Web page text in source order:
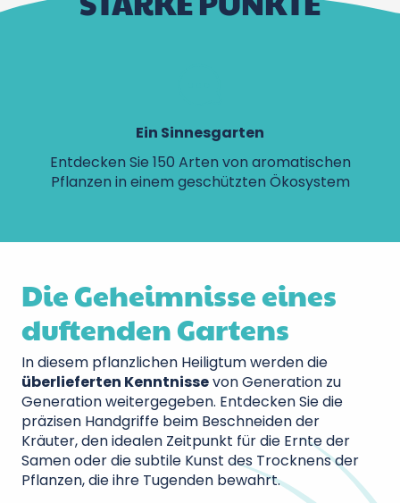
Ein Sinnesgarten
Entdecken Sie 150 Arten von aromatischen
Pflanzen in einem geschützten Ökosystem
Die Geheimnisse eines
duftenden Gartens
In diesem pflanzlichen Heiligtum werden die
überlieferten Kenntnissevon Generation zu
Generation weitergegeben. Entdecken Sie die
präzisen Handgriffe beim Beschneiden der
Kräuter, den idealen Zeitpunkt für die Ernte der
Samen oder die subtile Kunst des Trocknens der
Pflanzen, die ihre Tugenden bewahrt.